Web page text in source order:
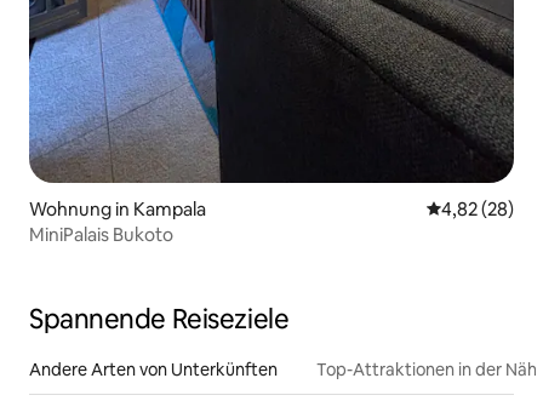
Wohnung in Kampala
4,82 (28)
MiniPalais Bukoto
Spannende Reiseziele
Andere Arten von Unterkünften Top-Attraktionen in der